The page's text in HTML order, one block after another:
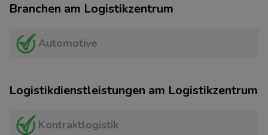
Branchen am Logistikzentrum
Automotive
Logistikdienstleistungen am Logistikzentrum
Kontraktlogistik